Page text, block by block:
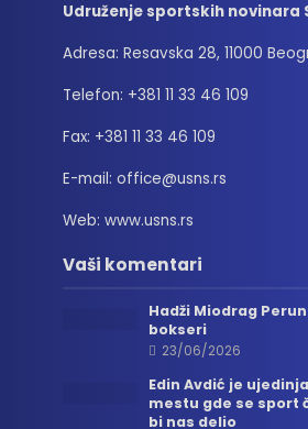
Udruženje sportskih novinara
Adresa: Resavska 28, 11000
Telefon: +381 11 33 46 109
Fax: +381 11 33 46 109
E-mail: office@usns.rs
Web: www.usns.rs
Vaši komentari
Hadži Miodrag
bokseri
23/06/2026
Edin Avdić je
mestu gde se sport
bi nas delio